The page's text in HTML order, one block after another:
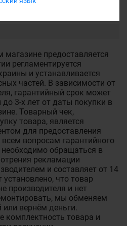
предоставляется
регламентируется
и устанавливается
частей. В зависимости от
гарантийный срок может
до 3-х лет от даты покупки в
Товарный чек,
товара, является
для предоставления
вопросам гарантийного
обращаться в
рекламации
и составляет от 14
что товар
производителя и нет
мы обменяем
вернём деньги.
комплектность товара и